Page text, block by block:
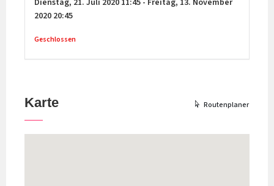
Dienstag, 21. Juli 2020 11:45 - Freitag, 13. November
2020 20:45
Geschlossen
Karte Routenplaner